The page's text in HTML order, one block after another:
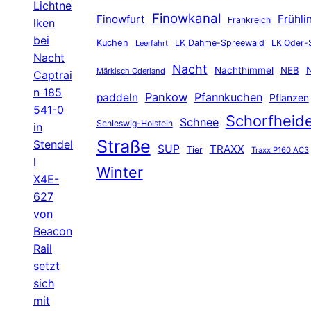
Lichtne
lken
bei
Nacht
Captrai
n 185
541-0
in
Stendel
l
X4E-
627
von
Beacon
Rail
setzt
sich
mit
Finowfurt Finowkanal Frankreich
Kuchen Leerfahrt LK Dahme-Spreewald LK Oder-
Märkisch Oderland Nacht Nachthimmel NEB
paddeln Pankow Pfannkuchen Pflanzen
Schleswig-Holstein Schnee
Straße SUP Tier TRAXX Traxx P160 AC3
Winter